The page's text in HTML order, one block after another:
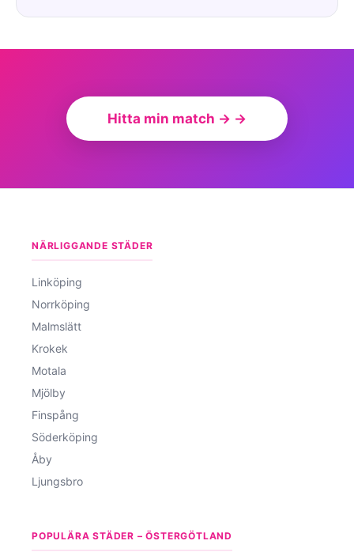
Hitta min match → →
NÄRLIGGANDE STÄDER
Linköping
Norrköping
Malmslätt
Krokek
Motala
Mjölby
Finspång
Söderköping
Åby
Ljungsbro
POPULÄRA STÄDER – ÖSTERGÖTLAND